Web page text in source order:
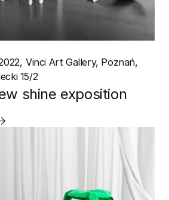
Vinci Art Gallery, Poznań
15/2
shine exposition